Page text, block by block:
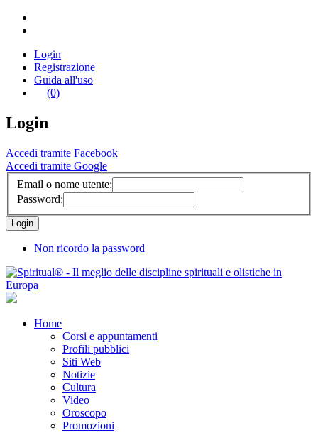
Login
Registrazione
Guida all'uso
(0)
Login
Accedi tramite Facebook
Accedi tramite Google
Email o nome utente:
Password:
Non ricordo la password
Home
Corsi e appuntamenti
Profili pubblici
Siti Web
Notizie
Cultura
Video
Oroscopo
Promozioni